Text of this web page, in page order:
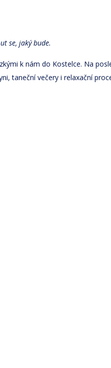
se, jaký bude.
k nám do Kostelce. Na
taneční večery i relaxační